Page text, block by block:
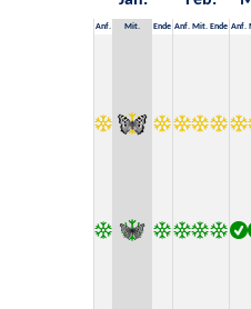
Anf. Mit. Ende Anf. Mit. Ende Anf.